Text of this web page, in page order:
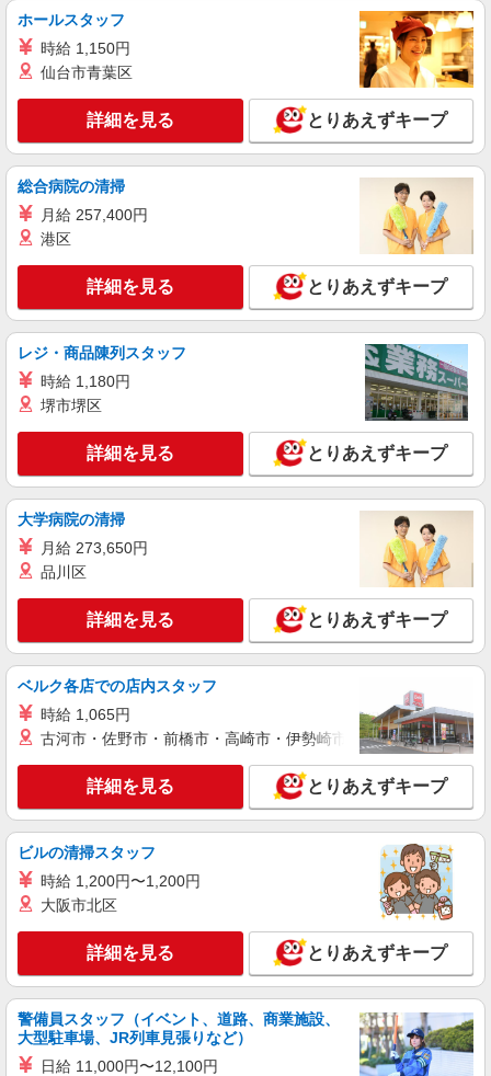
間（49,000円〜55,000円）分含む ※給与は経験や
前職給与に応じて決定します。 賞与年2回
はなことばプラス田園調布 （東京都大田区田
詳細を見る
アルバイト パート
株式会社HITOWA フードサービスカンパニー
福祉施設での調理員【アルバイト・パート】
変動します。 ※AP評価制度：あり 年1回の評価
により時給を見直します。 ※アルバイト賞与（寸
志）：あり 年2回。勤続年数により金額UP。
チャーム六郷 （東京都大田区西六郷4丁目34－
15）
キープ 詳細を見る
アルバイト
株式会社HITOWA フードサービスカンパニー
福祉施設での調理補助【アルバイト・パート】
時給1,300円以上 ※経験によりスタート時給は
変動します。 ※AP評価制度：あり 年1回の評価
により時給を見直します。 ※アルバイト賞与（寸
志）：あり 年2回。勤続年数により金額UP。
フローレンスケア千鳥町 （東京都大田区千鳥
詳細を見る
株式会社HITOWA フードサービスカンパニー
福祉施設での調理員【アルバイト・パート】
変動します。 ※AP評価制度：あり 年1回の評価
により時給を見直します。 ※アルバイト賞与（寸
志）：あり 年2回。勤続年数により金額UP。
イリーゼ蒲田・悠生苑 （東京都大田区北糀谷
2-15-21）
キープ 詳細を見る
アルバイト パート
株式会社HITOWA フードサービスカンパニー
福祉施設での調理員【アルバイト・パート】
時給1,350円以上 ※経験によりスタート時給は
変動します。 ※AP評価制度：あり 年1回の評価
により時給を見直します。 ※アルバイト賞与（寸
志）：あり 年2回。勤続年数により金額UP。
フローレンスケア千鳥町 （東京都大田区千鳥
3-21-3）
キープ 詳細を見る
ホールスタッフ
時給 1,150円
仙台市青葉区
詳細を見る とりあえずキープ
総合病院の清掃
月給 257,400円
港区
詳細を見る とりあえずキープ
レジ・商品陳列スタッフ
時給 1,180円
堺市堺区
詳細を見る とりあえずキープ
大学病院の清掃
月給 273,650円
品川区
詳細を見る とりあえずキープ
ベルク各店での店内スタッフ
時給 1,065円
古河市・佐野市・前橋市・高崎市・伊勢崎市・太田市・館林市
詳細を見る とりあえずキープ
ビルの清掃スタッフ
時給 1,200円〜1,200円
大阪市北区
詳細を見る とりあえずキープ
警備員スタッフ（イベント、道路、商業施設、
大型駐車場、JR列車見張りなど）
日給 11,000円〜12,100円